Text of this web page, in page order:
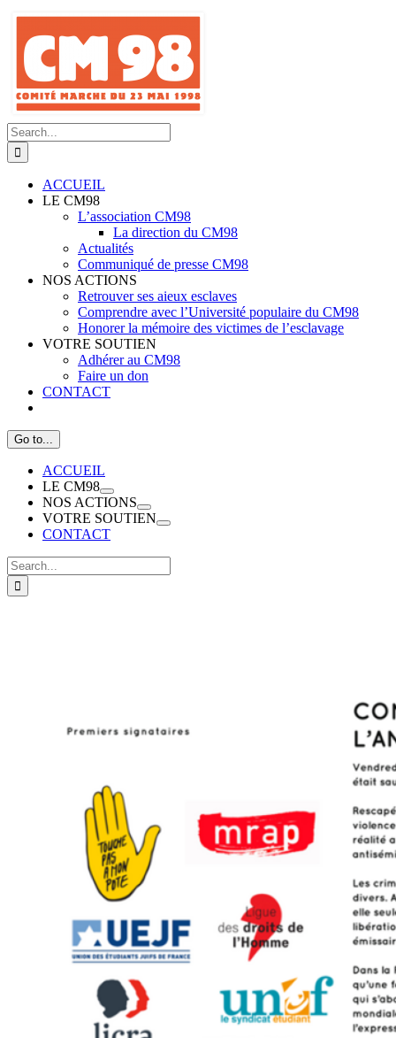
Skip
content
Search
for:
ACCUEIL
LE CM98
L’association CM98
La direction du CM98
Actualités
Communiqué de presse CM98
NOS ACTIONS
Retrouver ses aieux esclaves
Comprendre avec l’Université populaire du CM98
Honorer la mémoire des victimes de l’esclavage
VOTRE SOUTIEN
Adhérer au CM98
Faire un don
CONTACT
Go to...
ACCUEIL
LE CM98
NOS ACTIONS
VOTRE SOUTIEN
CONTACT
Search
for: